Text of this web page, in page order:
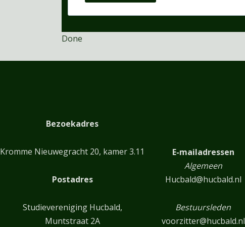
Done
Bezoekadres
Kromme Nieuwegracht 20, kamer 3.11
Postadres
Studievereniging Hucbald,
Muntstraat 2A
E-mailadressen
Algemeen
Hucbald@hucbald.nl
Bestuursleden
voorzitter@hucbald.nl